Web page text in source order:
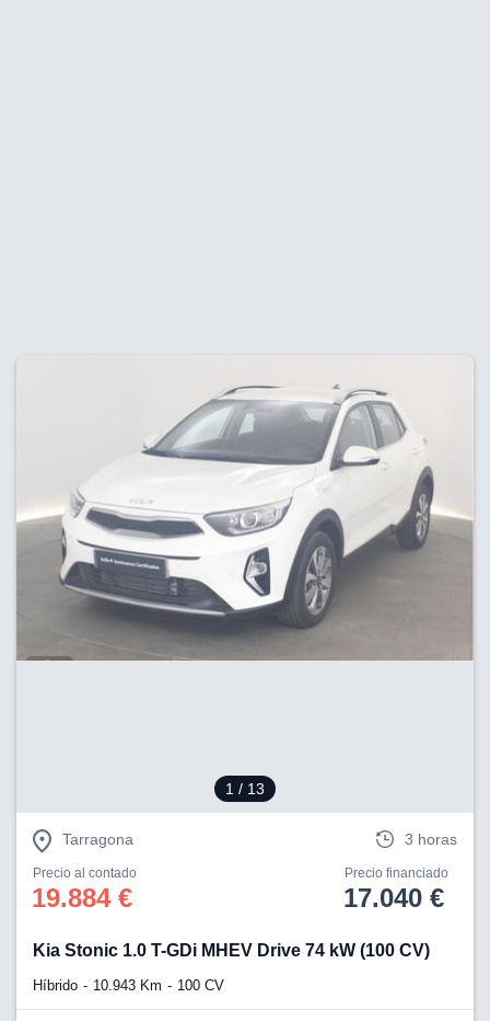
1 / 13
Tarragona 3 horas
Precio al contado
19.884 €
Precio financiado
17.040 €
Kia Stonic 1.0 T-GDi MHEV Drive 74 kW (100 CV)
Híbrido 10.943 Km 100 CV